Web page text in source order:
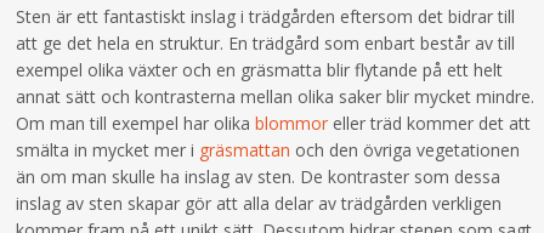
Sten är ett fantastiskt inslag i trädgården eftersom det bidrar till
att ge det hela en struktur. En trädgård som enbart består av till
exempel olika växter och en gräsmatta blir flytande på ett helt
annat sätt och kontrasterna mellan olika saker blir mycket mindre.
Om man till exempel har olikablommor eller träd kommer det att
smälta in mycket mer i gräsmattan och den övriga vegetationen
än om man skulle ha inslag av sten. De kontraster som dessa
inslag av sten skapar gör att alla delar av trädgården verkligen